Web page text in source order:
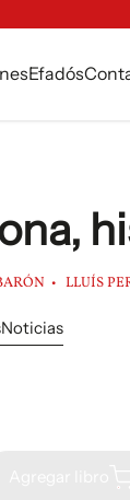
Efadós
LLUÍS
Noticias